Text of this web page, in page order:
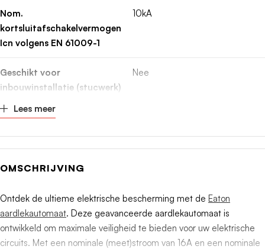
Nom.
kortsluitafschakelvermogen
Icn volgens EN 61009-1
10kA
Geschikt voor
inbouwinstallatie (stucwerk)
Nee
Montagewijze
Uitschakelkarakteristiek B
Overspanningscategorie 3
Aantal beveiligde polen 1
Lees meer
OMSCHRIJVING
Ontdek de ultieme elektrische bescherming met de Eaton
aardlekautomaat. Deze geavanceerde aardlekautomaat is
ontwikkeld om maximale veiligheid te bieden voor uw elektrische
circuits. Met een nominale (meet)stroom van 16A en een nominale